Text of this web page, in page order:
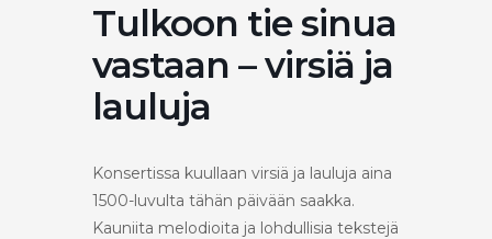
Tulkoon tie sinua
vastaan – virsiä ja
lauluja
Konsertissa kuullaan virsiä ja lauluja aina
1500-luvulta tähän päivään saakka.
Kauniita melodioita ja lohdullisia tekstejä